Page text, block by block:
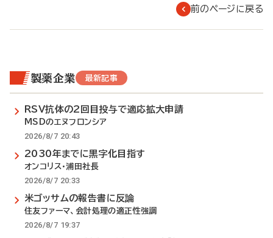
前のページに戻る
製薬企業 最新記事
RSV抗体の2回目投与で適応拡大申請
MSDのエヌフロンシア
2026/8/7 20:43
2030年までに黒字化目指す
オンコリス・浦田社長
2026/8/7 20:33
米ゴッサムの報告書に反論
住友ファーマ、会計処理の適正性強調
2026/8/7 19:37